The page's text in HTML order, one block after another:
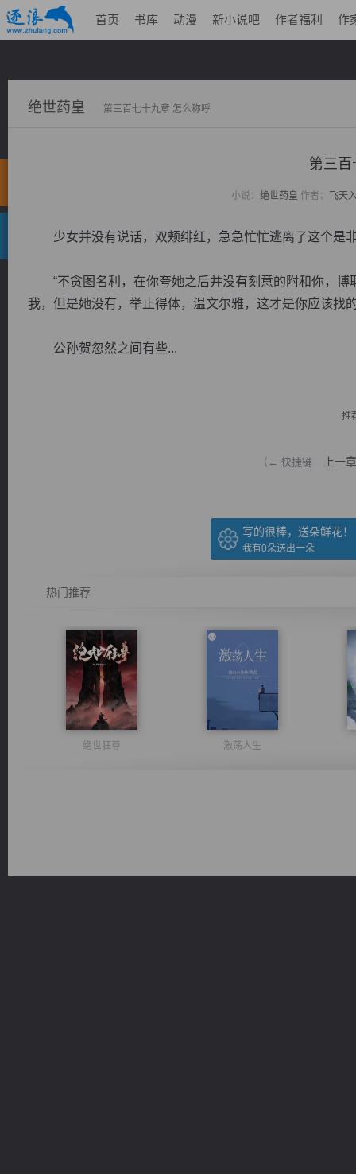
首页 书库 动漫 新小说吧 作者福利 作
绝世药皇 第三百七十九章 怎么称呼
第三百
小说： 绝世药皇 作者： 飞天
少女并没有说话，双颊绯红，急急忙忙逃离了这个是
“不贪图名利，在你夸她之后并没有刻意的附和你，博
我，但是她没有，举止得体，温文尔雅，这才是你应该
公孙贺忽然之间有些...
推
（← 快捷键 上一章
写的很棒，送朵鲜花！
我有0朵送出一朵
热门推荐
绝世狂尊 激荡人生